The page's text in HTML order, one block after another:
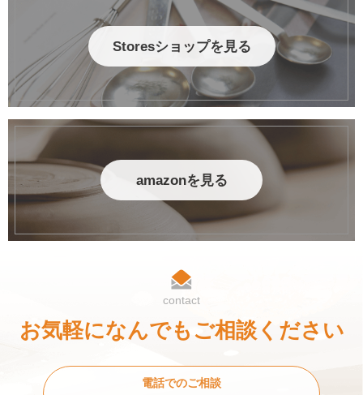
Storesショップを見る
amazonを見る
contact
お気軽になんでもご相談ください
電話でのご相談